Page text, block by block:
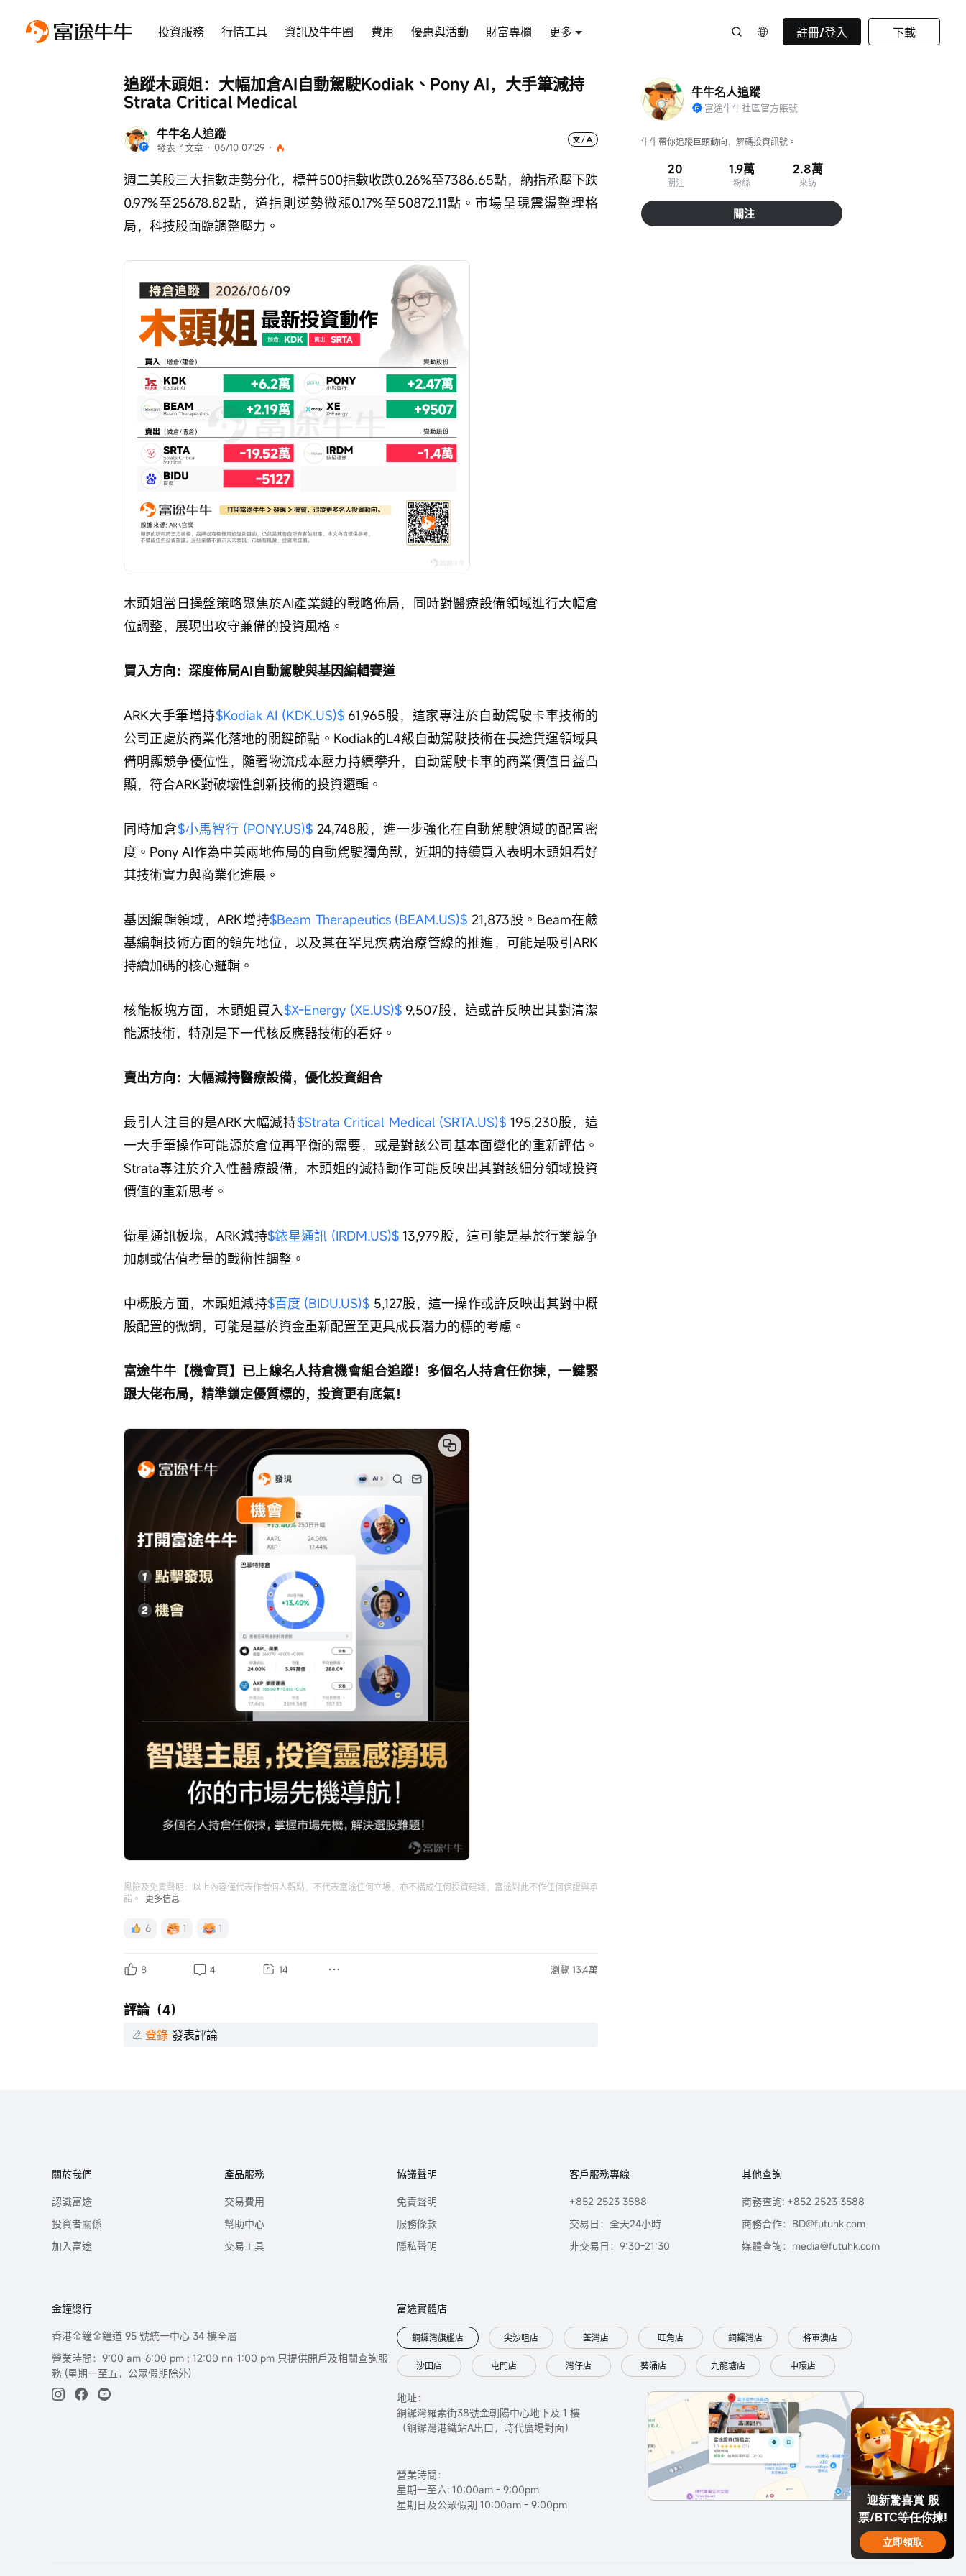
投資服務 行情工具 資訊及牛牛圈 費用 優惠與活動 財富專欄 更多 註冊/登入 下載
迎新驚喜賞 股
票/BTC等任你揀!
立即領取
牛牛名人追蹤
發表了文章 · 06/10 07:29 ·
追蹤木頭姐：大幅加倉AI自動駕駛Kodiak、Pony AI，大手筆減持
Strata Critical Medical
週二美股三大指數走勢分化，標普500指數收跌0.26%至7386.65點，納指承壓下跌
0.97%至25678.82點，道指則逆勢微漲0.17%至50872.11點。市場呈現震盪整理格
局，科技股面臨調整壓力。
木頭姐當日操盤策略聚焦於AI產業鏈的戰略佈局，同時對醫療設備領域進行大幅倉
位調整，展現出攻守兼備的投資風格。
買入方向：深度佈局AI自動駕駛與基因編輯賽道
ARK大手筆增持$Kodiak AI (KDK.US)$ 61,965股，這家專注於自動駕駛卡車技術的
公司正處於商業化落地的關鍵節點。Kodiak的L4級自動駕駛技術在長途貨運領域具
備明顯競争優位性，隨著物流成本壓力持續攀升，自動駕駛卡車的商業價值日益凸
顯，符合ARK對破壞性創新技術的投資邏輯。
同時加倉$小馬智行 (PONY.US)$ 24,748股，進一步強化在自動駕駛領域的配置密
度。Pony AI作為中美兩地佈局的自動駕駛獨角獸，近期的持續買入表明木頭姐看好
其技術實力與商業化進展。
基因編輯領域，ARK增持$Beam Therapeutics (BEAM.US)$ 21,873股。Beam在鹼
基編輯技術方面的領先地位，以及其在罕見疾病治療管線的推進，可能是吸引ARK
持續加碼的核心邏輯。
核能板塊方面，木頭姐買入$X-Energy (XE.US)$ 9,507股，這或許反映出其對清潔
能源技術，特別是下一代核反應器技術的看好。
賣出方向：大幅減持醫療設備，優化投資組合
最引人注目的是ARK大幅減持$Strata Critical Medical (SRTA.US)$ 195,230股，這
一大手筆操作可能源於倉位再平衡的需要，或是對該公司基本面變化的重新評估。
Strata專注於介入性醫療設備，木頭姐的減持動作可能反映出其對該細分領域投資
價值的重新思考。
衛星通訊板塊，ARK減持$銥星通訊 (IRDM.US)$ 13,979股，這可能是基於行業競争
加劇或估值考量的戰術性調整。
中概股方面，木頭姐減持$百度 (BIDU.US)$ 5,127股，這一操作或許反映出其對中概
股配置的微調，可能是基於資金重新配置至更具成長潜力的標的考慮。
富途牛牛【機會頁】已上線名人持倉機會組合追蹤！多個名人持倉任你揀，一鍵緊
跟大佬布局，精準鎖定優質標的，投資更有底氣！
風險及免責聲明：以上內容僅代表作者個人觀點，不代表富途任何立場，亦不構成任何投資建議，富途對此不作任何保證與承
諾。
更多信息
6 1 1
8 4 14 瀏覽 13.4萬
評論（4）
登錄 發表評論
牛牛名人追蹤
富途牛牛社區官方賬號
牛牛帶你追蹤巨頭動向，解碼投資訊號。
20
關注
1.9萬
粉絲
2.8萬
來訪
關注
關於我們
認識富途
投資者關係
加入富途
產品服務
交易費用
幫助中心
交易工具
協議聲明
免責聲明
服務條款
隱私聲明
客戶服務專線
+852 2523 3588
交易日：全天24小時
非交易日：9:30-21:30
其他查詢
商務查詢: +852 2523 3588
商務合作：BD@futuhk.com
媒體查詢：media@futuhk.com
金鐘總行
香港金鐘金鐘道 95 號統一中心 34 樓全層
營業時間：9:00 am-6:00 pm ; 12:00 nn-1:00 pm 只提供開戶及相關查詢服
務 (星期一至五，公眾假期除外)
富途實體店
銅鑼灣旗艦店 尖沙咀店 荃灣店 旺角店 銅鑼灣店 將軍澳店
沙田店 屯門店 灣仔店 葵涌店 九龍塘店 中環店
地址：
銅鑼灣羅素街38號金朝陽中心地下及 1 樓
（銅鑼灣港鐵站A出口，時代廣場對面）
營業時間：
星期一至六: 10:00am - 9:00pm
星期日及公眾假期 10:00am - 9:00pm